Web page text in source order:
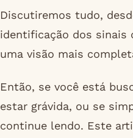
Discutiremos tudo,
identificação dos sinais
uma visão mais
Então, se você está
estar grávida, ou se
continue lendo. Este